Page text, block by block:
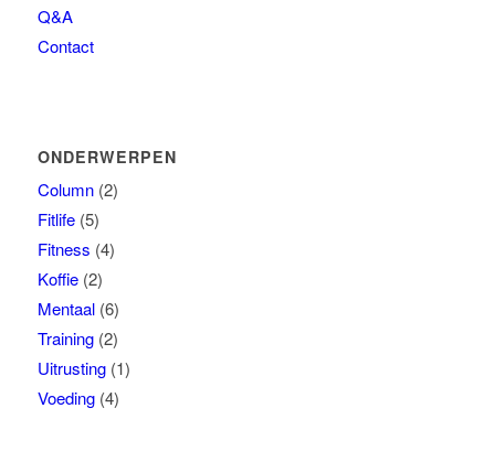
Q&A
Contact
ONDERWERPEN
Column(2)
Fitlife(5)
Fitness (4)
Koffie(2)
Mentaal(6)
Training(2)
Uitrusting(1)
Voeding(4)